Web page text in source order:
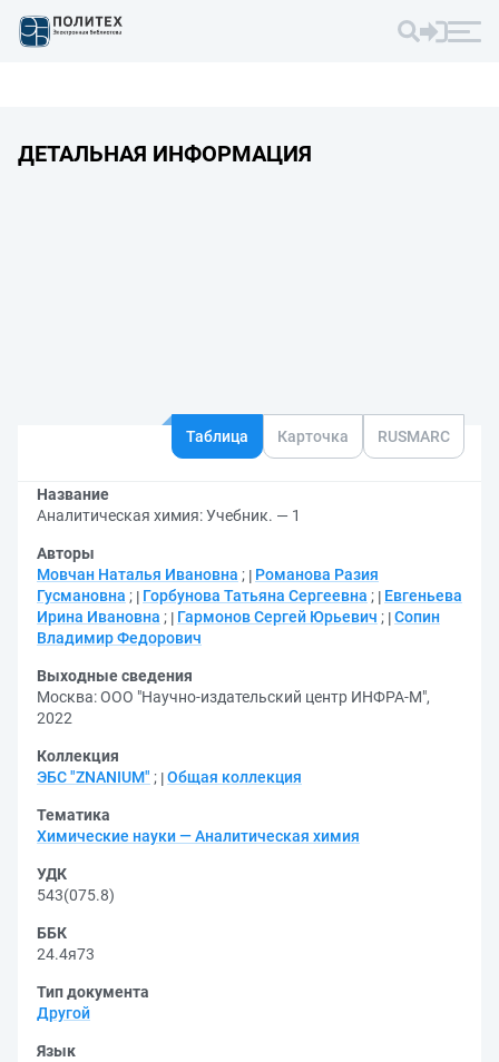
ДЕТАЛЬНАЯ ИНФОРМАЦИЯ
Таблица Карточка RUSMARC
Название
Аналитическая химия: Учебник. — 1
Авторы
Мовчан Наталья Ивановна ;
Романова Разия
Гусмановна ; Горбунова Татьяна Сергеевна ;
Евгеньева
Ирина Ивановна ; Гармонов Сергей Юрьевич ; Сопин
Владимир Федорович
Выходные сведения
Москва: ООО "Научно-издательский центр ИНФРА-М",
2022
Коллекция
ЭБС "ZNANIUM" ; Общая коллекция
Тематика
Химические науки — Аналитическая химия
УДК
543(075.8)
ББК
24.4я73
Тип документа
Другой
Язык